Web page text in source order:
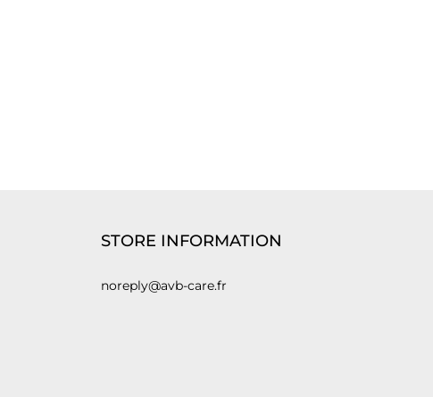
STORE INFORMATION
noreply@avb-care.fr